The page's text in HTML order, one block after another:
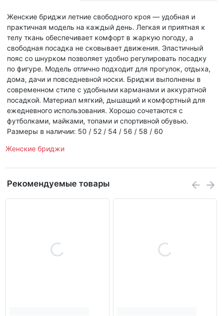
Женские бриджи летние свободного кроя — удобная и
практичная модель на каждый день. Легкая и приятная к
телу ткань обеспечивает комфорт в жаркую погоду, а
свободная посадка не сковывает движения. Эластичный
пояс со шнурком позволяет удобно регулировать посадку
по фигуре. Модель отлично подходит для прогулок, отдыха,
дома, дачи и повседневной носки. Бриджи выполнены в
современном стиле с удобными карманами и аккуратной
посадкой. Материал мягкий, дышащий и комфортный для
ежедневного использования. Хорошо сочетаются с
футболками, майками, топами и спортивной обувью.
Размеры в наличии: 50 / 52 / 54 / 56 / 58 / 60
Женские бриджи
Рекомендуемые товары